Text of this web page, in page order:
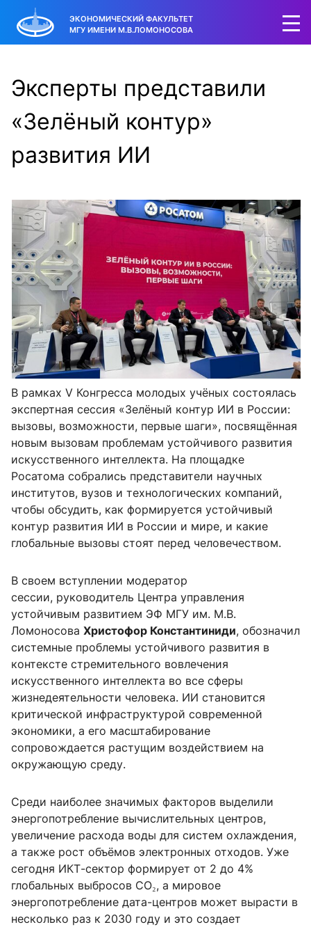
ЭКОНОМИЧЕСКИЙ ФАКУЛЬТЕТ
МГУ ИМЕНИ М.В.ЛОМОНОСОВА
Эксперты представили
«Зелёный контур»
развития ИИ
В рамках V Конгресса молодых учёных состоялась
экспертная сессия «Зелёный контур ИИ в России:
вызовы, возможности, первые шаги», посвящённая
новым вызовам проблемам устойчивого развития
искусственного интеллекта. На площадке
Росатома собрались представители научных
институтов, вузов и технологических компаний,
чтобы обсудить, как формируется устойчивый
контур развития ИИ в России и мире, и какие
глобальные вызовы стоят перед человечеством.
В своем вступлении модератор
сессии, руководитель Центра управления
устойчивым развитием ЭФ МГУ им. М.В.
Ломоносова Христофор Константиниди, обозначил
системные проблемы устойчивого развития в
контексте стремительного вовлечения
искусственного интеллекта во все сферы
жизнедеятельности человека. ИИ становится
критической инфраструктурой современной
экономики, а его масштабирование
сопровождается растущим воздействием на
окружающую среду.
Среди наиболее значимых факторов выделили
энергопотребление вычислительных центров,
увеличение расхода воды для систем охлаждения,
а также рост объёмов электронных отходов. Уже
сегодня ИКТ-сектор формирует от 2 до 4%
глобальных выбросов CO₂, а мировое
энергопотребление дата-центров может вырасти в
несколько раз к 2030 году и это создает